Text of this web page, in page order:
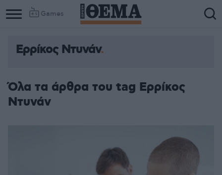
Games
Ερρίκος Ντυνάν
Όλα τα άρθρα του tag Ερρίκος
Ντυνάν